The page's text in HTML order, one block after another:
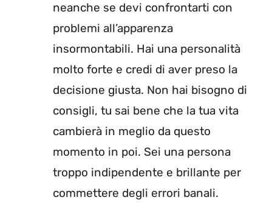
neanche se devi confrontarti con
problemi all’apparenza
insormontabili. Hai una personalità
molto forte e credi di aver preso la
decisione giusta. Non hai bisogno di
consigli, tu sai bene che la tua vita
cambierà in meglio da questo
momento in poi. Sei una persona
troppo indipendente e brillante per
commettere degli errori banali.